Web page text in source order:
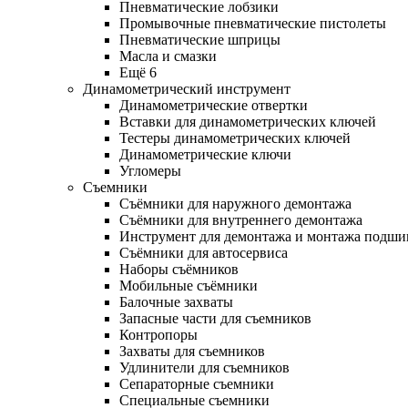
Пневматические лобзики
Промывочные пневматические пистолеты
Пневматические шприцы
Масла и смазки
Ещё 6
Динамометрический инструмент
Динамометрические отвертки
Вставки для динамометрических ключей
Тестеры динамометрических ключей
Динамометрические ключи
Угломеры
Съемники
Съёмники для наружного демонтажа
Съёмники для внутреннего демонтажа
Инструмент для демонтажа и монтажа
Съёмники для автосервиса
Наборы съёмников
Мобильные съёмники
Балочные захваты
Запасные части для съемников
Контропоры
Захваты для съемников
Удлинители для съемников
Сепараторные съемники
Специальные съемники